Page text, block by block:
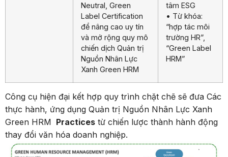
Neutral, Green
Label Certification
để nâng cao uy tín
và mở rộng quy mô
chiến dịch Quản trị
Nguồn Nhân Lực
Xanh Green HRM
tâm ESG
• Từ khóa:
“hợp tác môi
trường HR”,
“Green Label
HRM”
Công cụ hiện đại kết hợp quy trình chặt chẽ sẽ đưa Các
thực hành, ứng dụng Quản trị Nguồn Nhân Lực Xanh
Green HRM Practices từ chiến lược thành hành động
thay đổi văn hóa doanh nghiệp.